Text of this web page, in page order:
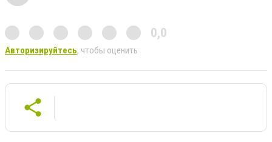
0,0
Авторизируйтесь, чтобы оценить